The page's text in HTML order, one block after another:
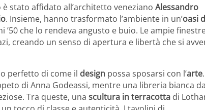
stato affidato all’architetto veneziano Alessandro
. Insieme, hanno trasformato l’ambiente in un’oasi
’50 che lo rendeva angusto e buio. Le ampie
creando un senso di apertura e libertà che si
perfetto di come il design possa sposarsi con l’arte.
di Anna Godeassi, mentre una libreria bianca
Tra queste, una scultura in terracotta di